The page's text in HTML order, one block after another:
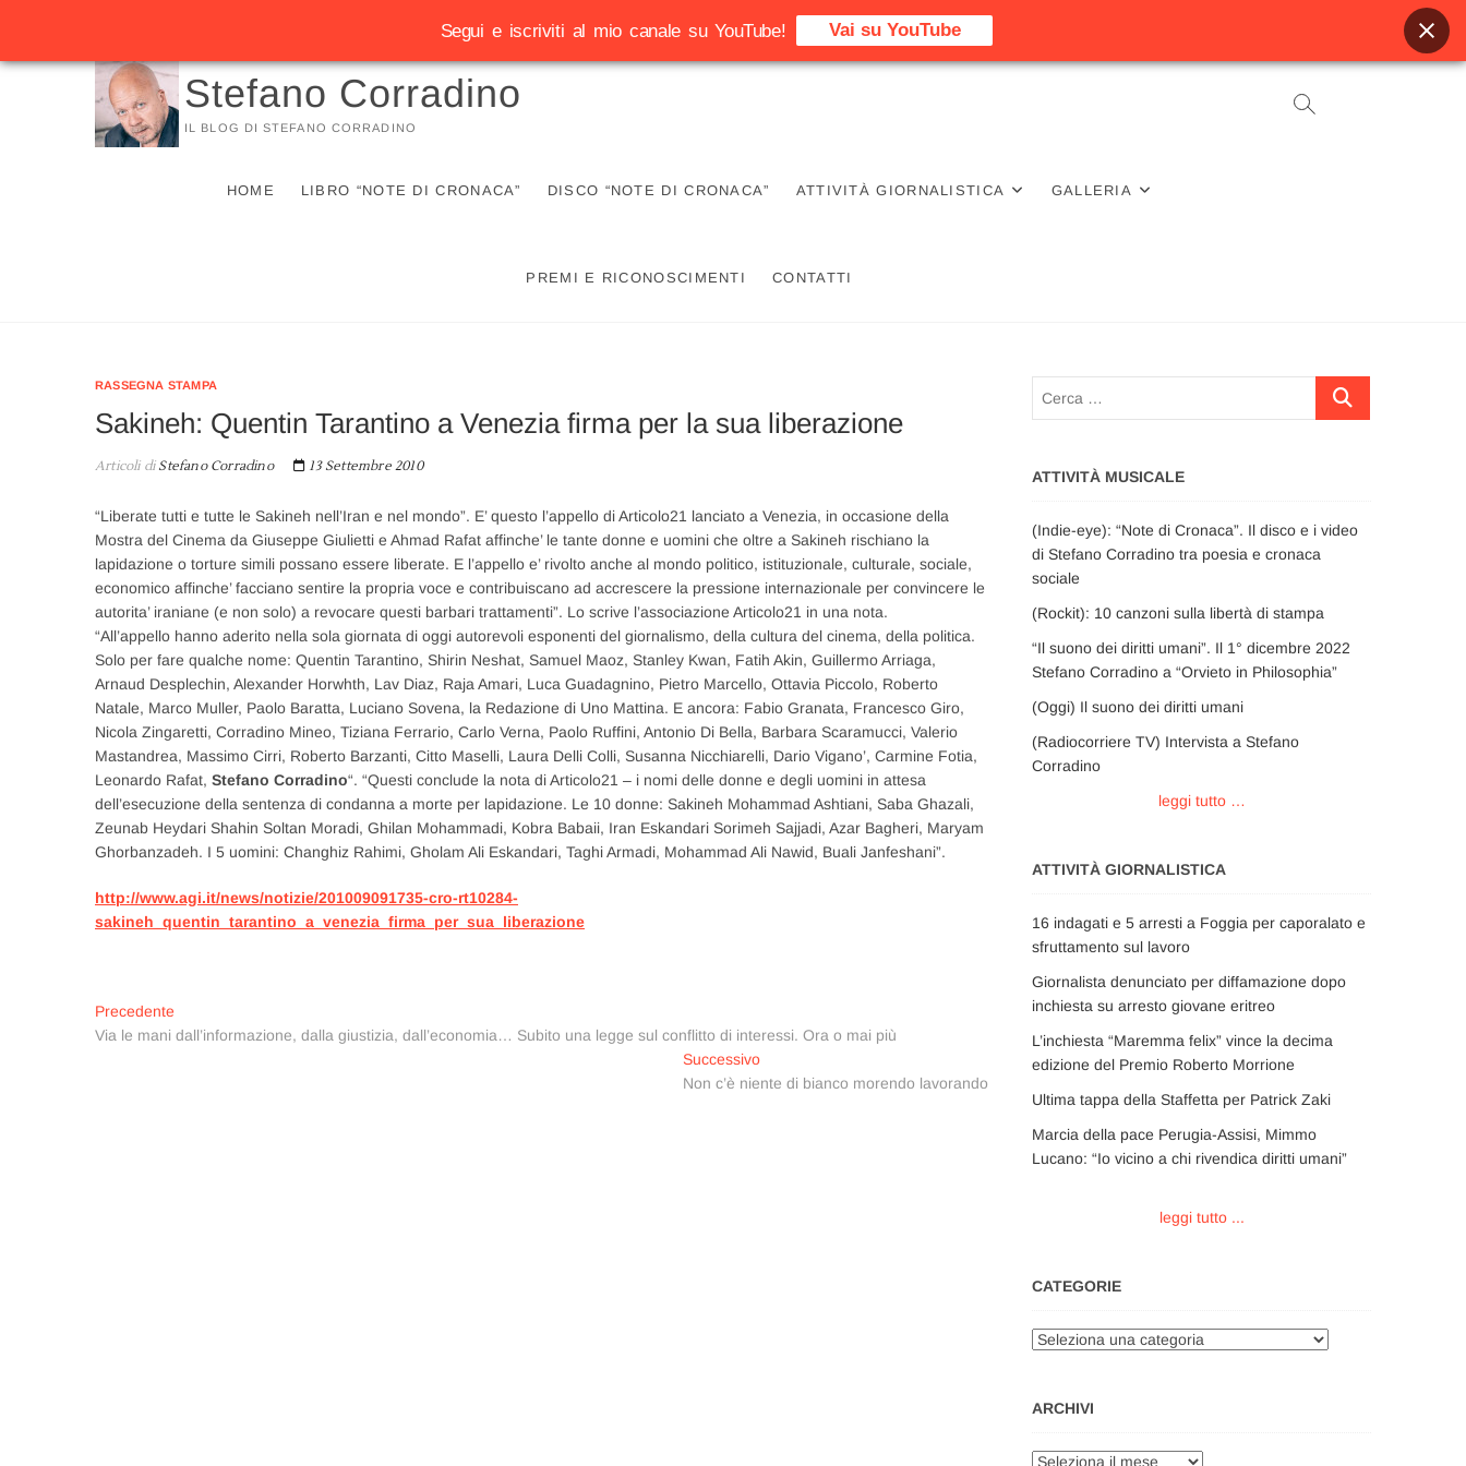
Vai
Stefano Corradino
IL BLOG DI STEFANO CORRADINO
HOME LIBRO “NOTE DI CRONACA” DISCO “NOTE DI CRONACA” ATTIVITÀ GIORNALISTICA GALLERIA
PREMI E RICONOSCIMENTI CONTATTI
RASSEGNA STAMPA
Sakineh: Quentin Tarantino a Venezia firma per la sua liberazione
Articoli diStefano Corradino 13 Settembre 2010
“Liberate tutti e tutte le Sakineh nell’Iran e nel mondo”. E’ questo l’appello di Articolo21 lanciato a Venezia, in occasione della
Mostra del Cinema da Giuseppe Giulietti e Ahmad Rafat affinche’ le tante donne e uomini che oltre a Sakineh rischiano la
lapidazione o torture simili possano essere liberate. E l’appello e’ rivolto anche al mondo politico, istituzionale, culturale, sociale,
economico affinche’ facciano sentire la propria voce e contribuiscano ad accrescere la pressione internazionale per convincere le
autorita’ iraniane (e non solo) a revocare questi barbari trattamenti”. Lo scrive l’associazione Articolo21 in una nota.
“All’appello hanno aderito nella sola giornata di oggi autorevoli esponenti del giornalismo, della cultura del cinema, della politica.
Solo per fare qualche nome: Quentin Tarantino, Shirin Neshat, Samuel Maoz, Stanley Kwan, Fatih Akin, Guillermo Arriaga,
Arnaud Desplechin, Alexander Horwhth, Lav Diaz, Raja Amari, Luca Guadagnino, Pietro Marcello, Ottavia Piccolo, Roberto
Natale, Marco Muller, Paolo Baratta, Luciano Sovena, la Redazione di Uno Mattina. E ancora: Fabio Granata, Francesco Giro,
Nicola Zingaretti, Corradino Mineo, Tiziana Ferrario, Carlo Verna, Paolo Ruffini, Antonio Di Bella, Barbara Scaramucci, Valerio
Mastandrea, Massimo Cirri, Roberto Barzanti, Citto Maselli, Laura Delli Colli, Susanna Nicchiarelli, Dario Vigano’, Carmine Fotia,
Leonardo Rafat, Stefano Corradino“. “Questi conclude la nota di Articolo21 – i nomi delle donne e degli uomini in attesa
dell’esecuzione della sentenza di condanna a morte per lapidazione. Le 10 donne: Sakineh Mohammad Ashtiani, Saba Ghazali,
Zeunab Heydari Shahin Soltan Moradi, Ghilan Mohammadi, Kobra Babaii, Iran Eskandari Sorimeh Sajjadi, Azar Bagheri, Maryam
Ghorbanzadeh. I 5 uomini: Changhiz Rahimi, Gholam Ali Eskandari, Taghi Armadi, Mohammad Ali Nawid, Buali Janfeshani”.
http://www.agi.it/news/notizie/201009091735-cro-rt10284-
sakineh_quentin_tarantino_a_venezia_firma_per_sua_liberazione
Navigazione
articoli
Precedente
precedente:
Via le mani dall’informazione, dalla giustizia, dall’economia… Subito una legge sul conflitto di interessi. Ora o mai più
SuccessivoArticolo
successivo:
Non c’è niente di bianco morendo lavorando
Cerca
ATTIVITÀ MUSICALE
(Indie-eye): “Note di Cronaca”. Il disco e i video
di Stefano Corradino tra poesia e cronaca
sociale
(Rockit): 10 canzoni sulla libertà di stampa
“Il suono dei diritti umani”. Il 1° dicembre 2022
Stefano Corradino a “Orvieto in Philosophia”
(Oggi) Il suono dei diritti umani
(Radiocorriere TV) Intervista a Stefano
Corradino
leggi tutto …
ATTIVITÀ GIORNALISTICA
16 indagati e 5 arresti a Foggia per caporalato e
sfruttamento sul lavoro
Giornalista denunciato per diffamazione dopo
inchiesta su arresto giovane eritreo
L’inchiesta “Maremma felix” vince la decima
edizione del Premio Roberto Morrione
Ultima tappa della Staffetta per Patrick Zaki
Marcia della pace Perugia-Assisi, Mimmo
Lucano: “Io vicino a chi rivendica diritti umani”
leggi tutto ...
CATEGORIE
Categorie
ARCHIVI
Archivi
Segui e iscriviti al mio canale su YouTube! Vai su YouTube